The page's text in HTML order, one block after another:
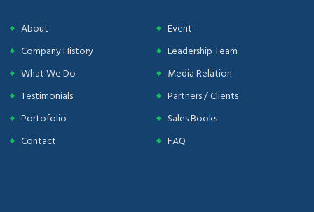
About
Event
Company History
Leadership Team
What We Do
Media Relation
Testimonials
Partners / Clients
Portofolio
Sales Books
Contact
FAQ